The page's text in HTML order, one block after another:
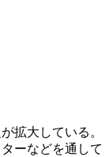
拡大している。
ーなどを通して